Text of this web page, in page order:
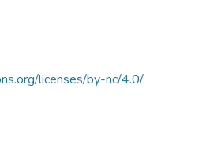
licenses/by-nc/4.0/